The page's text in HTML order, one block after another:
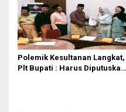
Polemik Kesultanan Langkat,
Plt Bupati : Harus Diputuskan